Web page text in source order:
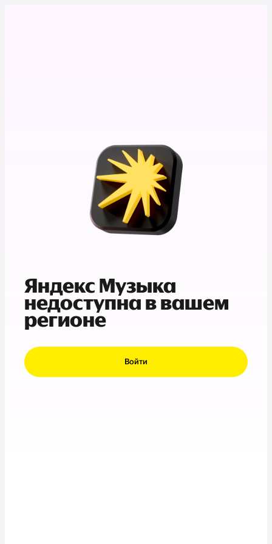
Яндекс Музыка
недоступна в вашем
регионе
Войти